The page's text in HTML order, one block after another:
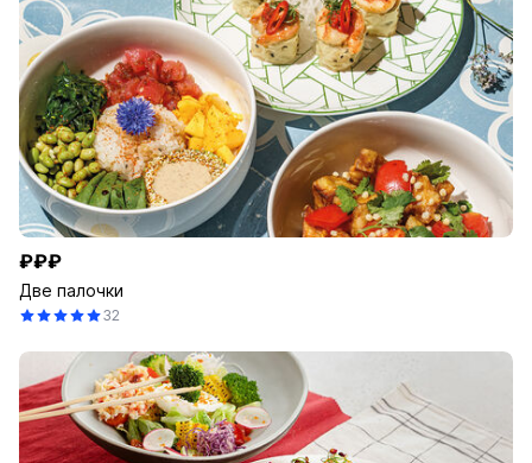
₽₽₽
Две палочки
32